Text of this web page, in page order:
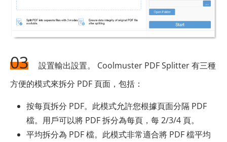
03
設置輸出設置。 Coolmuster PDF Splitter 有三種
方便的模式來拆分 PDF 頁面，包括：
按每頁拆分 PDF。此模式允許您根據頁面分隔 PDF
檔。用戶可以將 PDF 拆分為每頁，每 2/3/4 頁。
平均拆分為 PDF 檔。此模式非常適合將 PDF 檔平均